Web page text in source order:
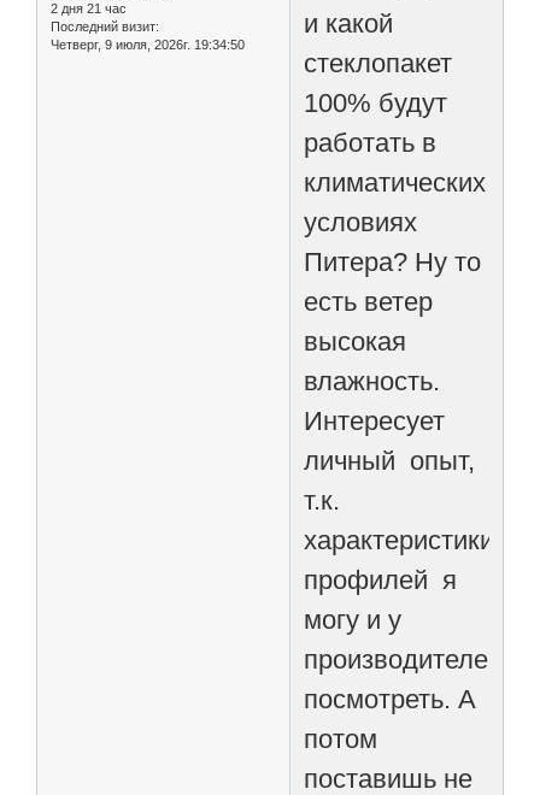
2 дня 21 час
Последний визит:
Четверг, 9 июля, 2026г. 19:34:50
и какой
стеклопакет
100% будут
работать в
климатических
условиях
Питера? Ну то
есть ветер
высокая
влажность.
Интересует
личный опыт,
т.к.
характеристики
профилей я
могу и у
производителей
посмотреть. А
потом
поставишь не